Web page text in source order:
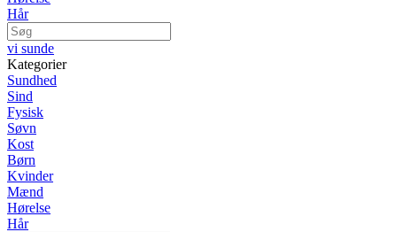
Hår
vi sunde
Kategorier
Sundhed
Sind
Fysisk
Søvn
Kost
Børn
Kvinder
Mænd
Hørelse
Hår